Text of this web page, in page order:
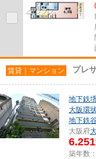
賃貸｜マンション プレ
地下鉄
大阪環
地下鉄
大阪府
6.251
築年数